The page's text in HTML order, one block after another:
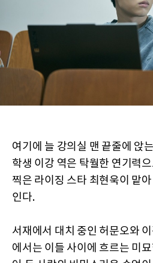
여기에 늘 강의실 맨 끝줄에 앉
학생 이강 역은 탁월한 연기력
찍은 라이징 스타 최현욱이 맡
인다.
서재에서 대치 중인 허문오와
에서는 이들 사이에 흐르는 미